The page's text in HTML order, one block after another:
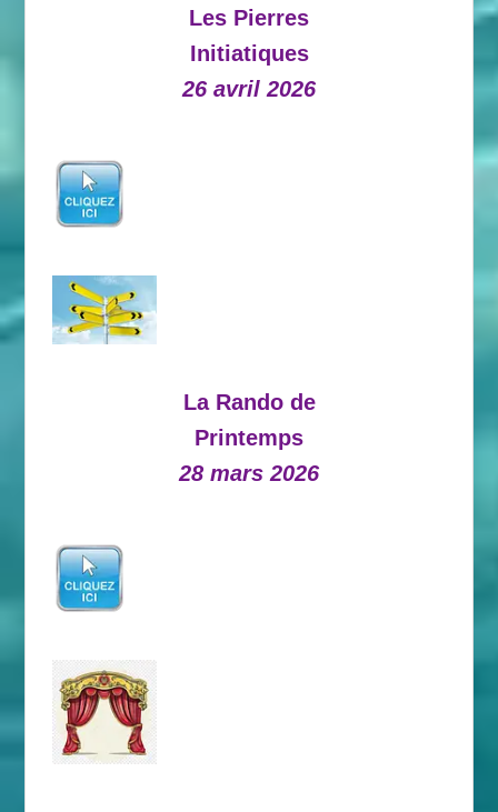
Les Pierres
Initiatiques
26 avril 2026
La Rando de
Printemps
28 mars 2026